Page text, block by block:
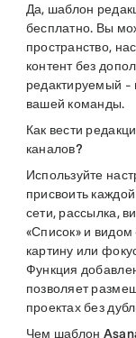
Да, шаблон
бесплатно. Вы
пространство,
контент без
редактируемый -
вашей команды.
Как вести
каналов?
Используйте
присвоить
сети, рассылка,
«Список» и
картину или
Функция
позволяет
проектах без
Чем шаблон